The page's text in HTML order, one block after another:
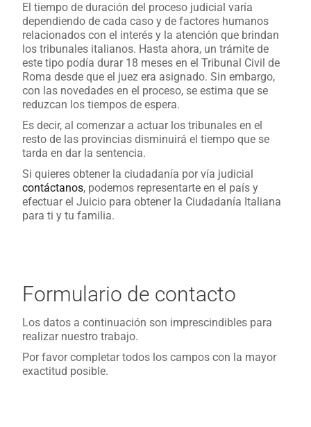
El tiempo de duración del proceso judicial varía
dependiendo de cada caso y de factores humanos
relacionados con el interés y la atención que brindan
los tribunales italianos. Hasta ahora, un trámite de
este tipo podía durar 18 meses en el Tribunal Civil de
Roma desde que el juez era asignado. Sin embargo,
con las novedades en el proceso, se estima que se
reduzcan los tiempos de espera.
Es decir, al comenzar a actuar los tribunales en el
resto de las provincias disminuirá el tiempo que se
tarda en dar la sentencia.
Si quieres obtener la ciudadanía por vía judicial
contáctanos, podemos representarte en el país y
efectuar el Juicio para obtener la Ciudadanía Italiana
para ti y tu familia.
Formulario de contacto
Los datos a continuación son imprescindibles para
realizar nuestro trabajo.
Por favor completar todos los campos con la mayor
exactitud posible.